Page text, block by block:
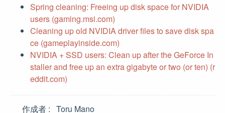
Spring cleaning: Freeing up disk space for NVIDIA
users (gaming.msi.com)
Cleaning up old NVIDIA driver files to save disk spa
ce (gameplayinside.com)
NVIDIA + SSD users: Clean up after the GeForce In
staller and free up an extra gigabyte or two (or ten) (r
eddit.com)
作成者 Toru Mano